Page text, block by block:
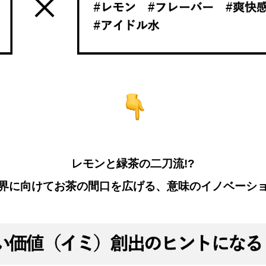
レモンと緑茶の二刀流!?
に向けてお茶の間口を広げる、意味のイノベーシ